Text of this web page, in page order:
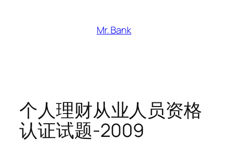
Mr. Bank
个人理财从业人员资格
认证试题-2009